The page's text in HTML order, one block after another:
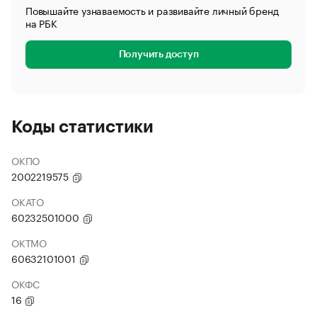
Повышайте узнаваемость и развивайте личный бренд
на РБК
Получить доступ
Коды статистики
ОКПО
2002219575
ОКАТО
60232501000
ОКТМО
60632101001
ОКФС
16